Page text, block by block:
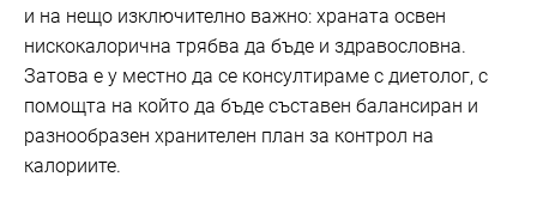
и на нещо изключително важно: храната освен
нискокалорична трябва да бъде и здравословна.
Затова е у местно да се консултираме с диетолог, с
помощта на който да бъде съставен балансиран и
разнообразен хранителен план за контрол на
калориите.